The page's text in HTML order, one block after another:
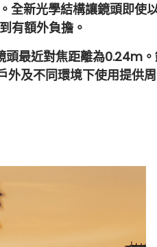
新光學結構讓鏡頭即使
有額外負擔。
最近對焦距離為0.24m。
及不同環境下使用提供周